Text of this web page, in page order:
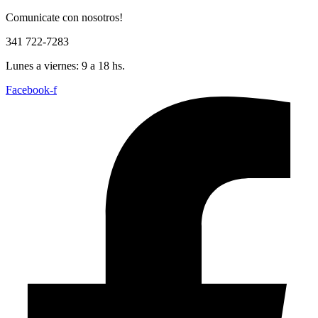
Comunicate con nosotros!
341 722-7283
Lunes a viernes: 9 a 18 hs.
Facebook-f